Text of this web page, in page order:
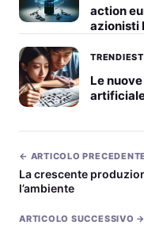
action
azionisti
TRENDIEST
Le
← ARTICOLO
La crescente
l’ambiente
ARTICOLO SUCCESSIVO →